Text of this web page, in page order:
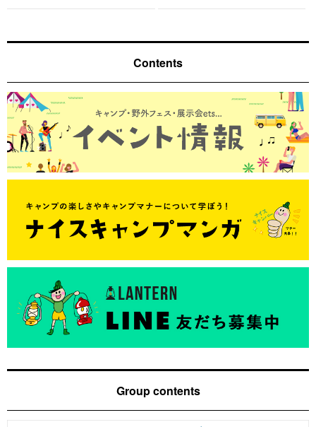
Contents
Group contents